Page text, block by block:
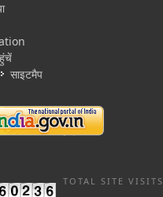
साइटमैप
TOTAL SITE VISITS